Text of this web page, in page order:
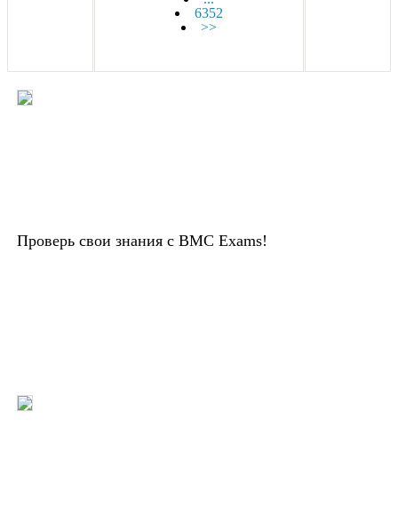
6352
>>
Проверь свои знания с BMC Exams!